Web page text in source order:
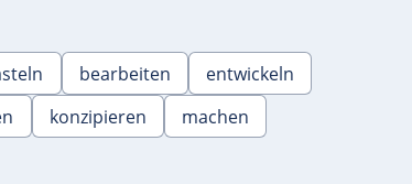
bearbeiten
entwickeln
konzipieren
machen